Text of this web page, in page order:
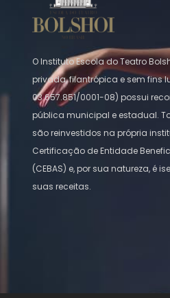
O Instituto Escola do Teatro
privada, filantrópica e sem fins
03.657.851/0001-08) possui
pública municipal e estadual.
são reinvestidos na própria
Certificação de Entidade
(CEBAS) e, por sua natureza, é
suas receitas.